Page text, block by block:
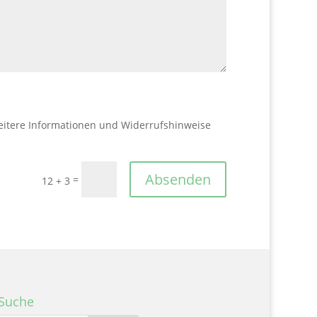
Informationen und Widerrufshinweise
12 + 3 = Absenden